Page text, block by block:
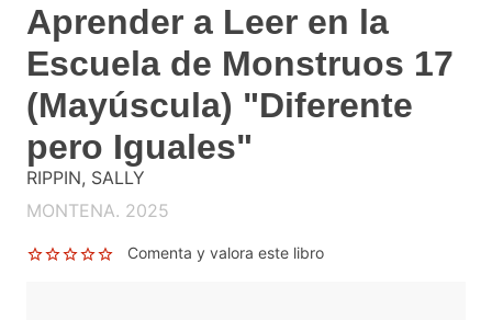
Aprender a Leer en la
Escuela de Monstruos 17
(Mayúscula) "Diferente
pero Iguales"
RIPPIN, SALLY
MONTENA. 2025
Comenta y valora este libro